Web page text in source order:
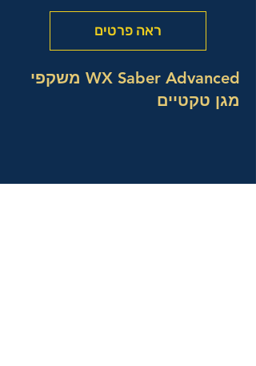
ראה פרטים
WX Saber Advanced משקפי
מגן טקטיים